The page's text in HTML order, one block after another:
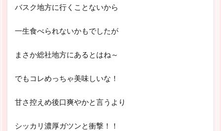
バスク地方に行くことないから
一生食べられないかもでしたが
まさか総社地方にあるとはね～
でもコレめっちゃ美味しいな！
甘さ控えめ後口爽やかと言うより
シッカリ濃厚ガツンと衝撃！！